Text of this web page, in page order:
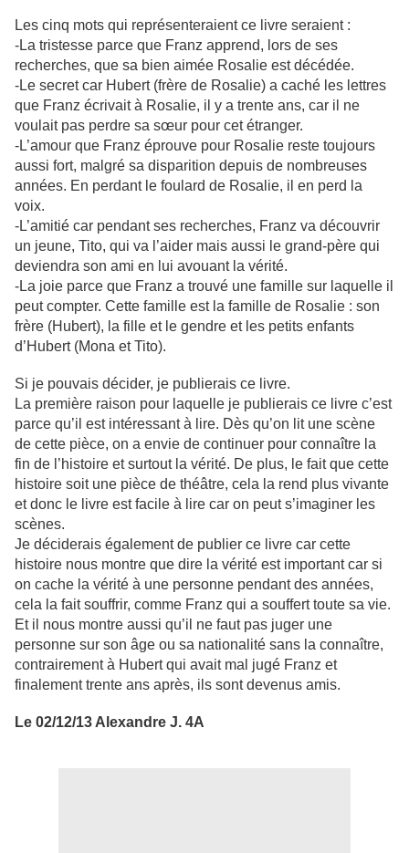
Les cinq mots qui représenteraient ce livre seraient :
-La tristesse parce que Franz apprend, lors de ses
recherches, que sa bien aimée Rosalie est décédée.
-Le secret car Hubert (frère de Rosalie) a caché les lettres
que Franz écrivait à Rosalie, il y a trente ans, car il ne
voulait pas perdre sa sœur pour cet étranger.
-L’amour que Franz éprouve pour Rosalie reste toujours
aussi fort, malgré sa disparition depuis de nombreuses
années. En perdant le foulard de Rosalie, il en perd la
voix.
-L’amitié car pendant ses recherches, Franz va découvrir
un jeune, Tito, qui va l’aider mais aussi le grand-père qui
deviendra son ami en lui avouant la vérité.
-La joie parce que Franz a trouvé une famille sur laquelle il
peut compter. Cette famille est la famille de Rosalie : son
frère (Hubert), la fille et le gendre et les petits enfants
d’Hubert (Mona et Tito).
Si je pouvais décider, je publierais ce livre.
La première raison pour laquelle je publierais ce livre c’est
parce qu’il est intéressant à lire. Dès qu’on lit une scène
de cette pièce, on a envie de continuer pour connaître la
fin de l’histoire et surtout la vérité. De plus, le fait que cette
histoire soit une pièce de théâtre, cela la rend plus vivante
et donc le livre est facile à lire car on peut s’imaginer les
scènes.
Je déciderais également de publier ce livre car cette
histoire nous montre que dire la vérité est important car si
on cache la vérité à une personne pendant des années,
cela la fait souffrir, comme Franz qui a souffert toute sa vie.
Et il nous montre aussi qu’il ne faut pas juger une
personne sur son âge ou sa nationalité sans la connaître,
contrairement à Hubert qui avait mal jugé Franz et
finalement trente ans après, ils sont devenus amis.
Le 02/12/13 Alexandre J. 4A